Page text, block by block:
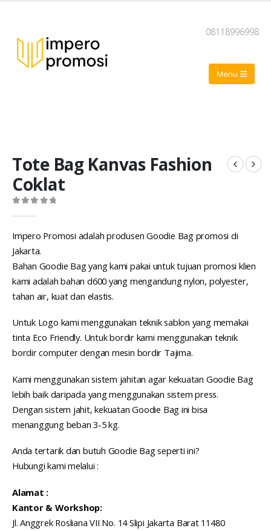
08118996998
Tote Bag Kanvas Fashion
Coklat
Impero Promosi adalah produsen Goodie Bag promosi di
Jakarta.
Bahan Goodie Bag yang kami pakai untuk tujuan promosi klien
kami adalah bahan d600 yang mengandung nylon, polyester,
tahan air, kuat dan elastis.
Untuk Logo kami menggunakan teknik sablon yang memakai
tinta Eco Friendly. Untuk bordir kami menggunakan teknik
bordir computer dengan mesin bordir Tajima.
Kami menggunakan sistem jahitan agar kekuatan Goodie Bag
lebih baik daripada yang menggunakan sistem press.
Dengan sistem jahit, kekuatan Goodie Bag ini bisa
menanggung beban 3-5 kg.
Anda tertarik dan butuh Goodie Bag seperti ini?
Hubungi kami melalui :
Alamat :
Kantor & Workshop:
Jl. Anggrek Rosliana VII No. 14 Slipi Jakarta Barat 11480